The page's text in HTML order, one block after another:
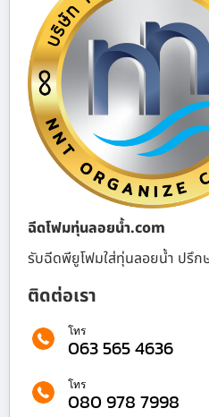
ฉีดโฟมทุ่นลอยน้ำ.com
รับฉีดพียูโฟมใส่ทุ่นลอยน้ำ ปรึก
ติดต่อเรา
โทร
063 565 4636
โทร
080 978 7998